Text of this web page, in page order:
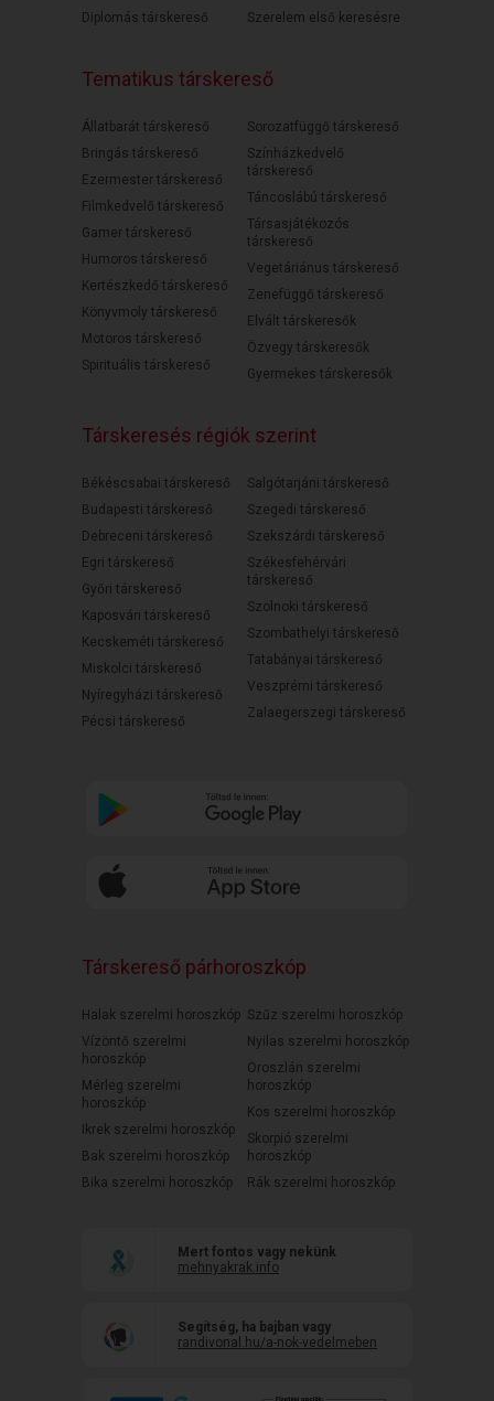
Diplomás társkereső
Szerelem első keresésre
Tematikus társkereső
Állatbarát társkereső
Bringás társkereső
Ezermester társkereső
Filmkedvelő társkereső
Gamer társkereső
Humoros társkereső
Kertészkedő társkereső
Könyvmoly társkereső
Motoros társkereső
Spirituális társkereső
Sorozatfüggő társkereső
Színházkedvelő
társkereső
Táncoslábú társkereső
Társasjátékozós
társkereső
Vegetáriánus társkereső
Zenefüggő társkereső
Elvált társkeresők
Özvegy társkeresők
Gyermekes társkeresők
Társkeresés régiók szerint
Békéscsabai társkereső
Budapesti társkereső
Debreceni társkereső
Egri társkereső
Győri társkereső
Kaposvári társkereső
Kecskeméti társkereső
Miskolci társkereső
Nyíregyházi társkereső
Pécsi társkereső
Salgótarjáni társkereső
Szegedi társkereső
Szekszárdi társkereső
Székesfehérvári
társkereső
Szolnoki társkereső
Szombathelyi társkereső
Tatabányai társkereső
Veszprémi társkereső
Zalaegerszegi társkereső
Társkereső párhoroszkóp
Halak szerelmi horoszkóp
Vízöntő szerelmi
horoszkóp
Mérleg szerelmi
horoszkóp
Ikrek szerelmi horoszkóp
Bak szerelmi horoszkóp
Bika szerelmi horoszkóp
Szűz szerelmi horoszkóp
Nyilas szerelmi horoszkóp
Oroszlán szerelmi
horoszkóp
Kos szerelmi horoszkóp
Skorpió szerelmi
horoszkóp
Rák szerelmi horoszkóp
Mert fontos vagy nekünk
mehnyakrak.info
Segítség, ha bajban vagy
randivonal.hu/a-nok-vedelmeben